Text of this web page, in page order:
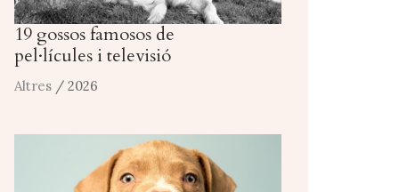
19 gossos famosos de
pel·lícules i televisió
Altres / 2026